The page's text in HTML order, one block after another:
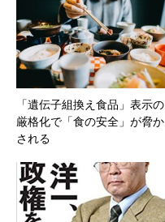
「遺伝子組換え食品」表示の
厳格化で「食の安全」が脅か
される